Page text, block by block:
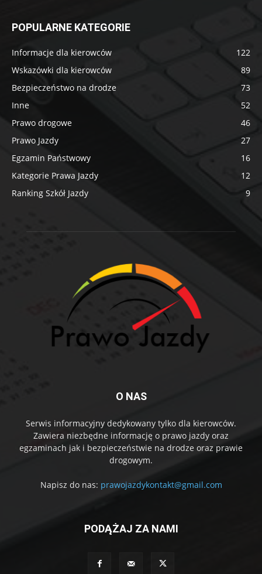
POPULARNE KATEGORIE
Informacje dla kierowców
122
Wskazówki dla kierowców
89
Bezpieczeństwo na drodze
73
Inne
52
Prawo drogowe
46
Prawo Jazdy
27
Egzamin Państwowy
16
Kategorie Prawa Jazdy
12
Ranking Szkół Jazdy
9
O NAS
Serwis informacyjny dedykowany tylko dla kierowców.
Zawiera niezbędne informację o prawo jazdy oraz
egzaminach jak i bezpieczeństwie na drodze oraz prawie
drogowym.
Napisz do nas: prawojazdykontakt@gmail.com
PODĄŻAJ ZA NAMI